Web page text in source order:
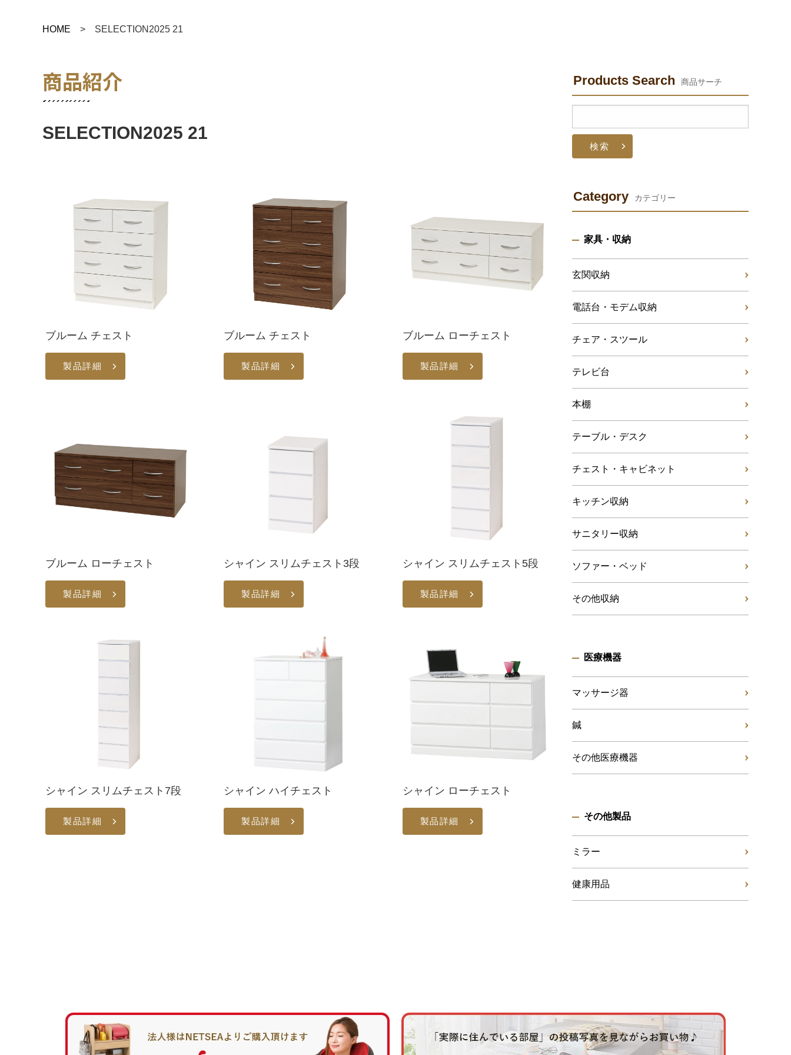
HOME > SELECTION2025 21
商品紹介
SELECTION2025 21
ブルーム チェスト
製品詳細
ブルーム チェスト
製品詳細
ブルーム ローチェスト
製品詳細
ブルーム ローチェスト
製品詳細
シャイン スリムチェスト3段
製品詳細
シャイン スリムチェスト5段
製品詳細
シャイン スリムチェスト7段
製品詳細
シャイン ハイチェスト
製品詳細
シャイン ローチェスト
製品詳細
Products Search 商品サーチ
Category カテゴリー
家具・収納
玄関収納
電話台・モデム収納
チェア・スツール
テレビ台
本棚
テーブル・デスク
チェスト・キャビネット
キッチン収納
サニタリー収納
ソファー・ベッド
その他収納
医療機器
マッサージ器
鍼
その他医療機器
その他製品
ミラー
健康用品